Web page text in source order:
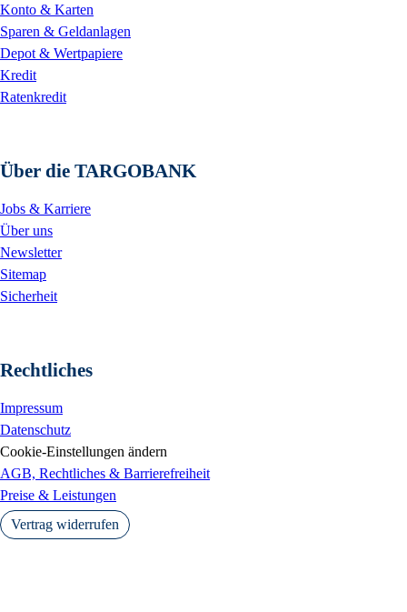
Konto & Karten
Sparen & Geldanlagen
Depot & Wertpapiere
Kredit
Ratenkredit
Über die TARGOBANK
Jobs & Karriere
Über uns
Newsletter
Sitemap
Sicherheit
Rechtliches
Impressum
Datenschutz
Cookie-Einstellungen ändern
AGB, Rechtliches & Barrierefreiheit
Preise & Leistungen
Vertrag widerrufen